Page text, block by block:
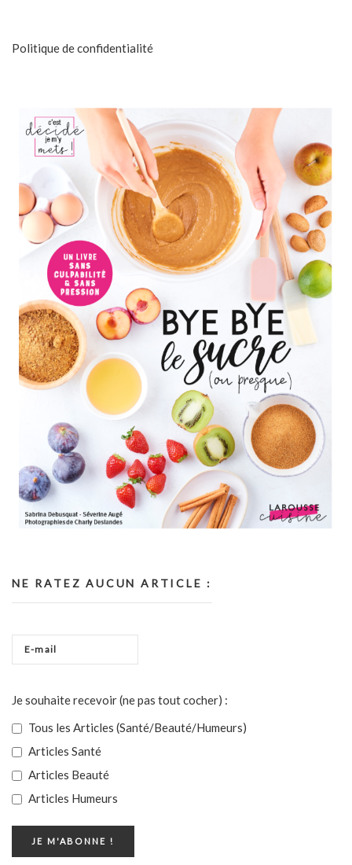
Politique de confidentialité
NE RATEZ AUCUN ARTICLE :
Je souhaite recevoir (ne pas tout cocher) :
Tous les Articles (Santé/Beauté/Humeurs)
Articles Santé
Articles Beauté
Articles Humeurs